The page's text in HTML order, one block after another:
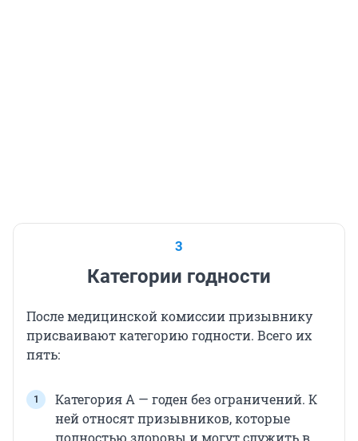
3
Категории годности
После медицинской комиссии призывнику
присваивают категорию годности. Всего их
пять:
Категория А — годен без ограничений. К
ней относят призывников, которые
полностью здоровы и могут служить в